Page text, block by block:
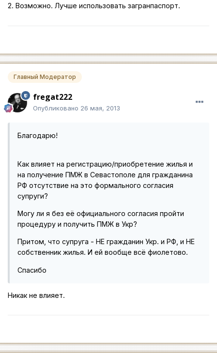
2. Возможно. Лучше использовать загранпаспорт.
Главный Модератор
fregat222
Опубликовано 26 мая, 2013
Благодарю!
Как влияет на регистрацию/приобретение жилья и
на получение ПМЖ в Севастополе для гражданина
РФ отсутствие на это формального согласия
супруги?
Могу ли я без её официального согласия пройти
процедуру и получить ПМЖ в Укр?
Притом, что супруга - НЕ гражданин Укр. и РФ, и НЕ
собственник жилья. И ей вообще всё фиолетово.
Спасибо
Никак не влияет.